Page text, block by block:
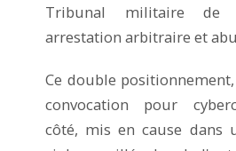
Tribunal militaire de
arrestation arbitraire et
Ce double
convocation pour
côté, mis en cause dans